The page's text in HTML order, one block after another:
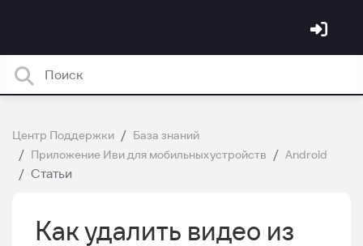
Центр Поддержки
База знаний
Приложение Иви для мобильных устройств
Android
Статьи
Как удалить видео из